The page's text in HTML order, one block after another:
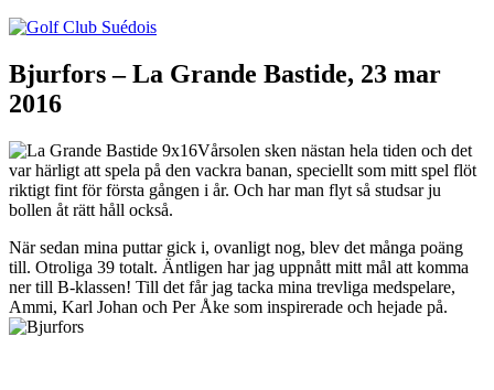
Bjurfors – La Grande Bastide, 23 mar
2016
Vårsolen sken nästan hela tiden och det
var härligt att spela på den vackra banan, speciellt som mitt spel flöt
riktigt fint för första gången i år. Och har man flyt så studsar ju
bollen åt rätt håll också.
När sedan mina puttar gick i, ovanligt nog, blev det många poäng
till. Otroliga 39 totalt. Äntligen har jag uppnått mitt mål att komma
ner till B-klassen! Till det får jag tacka mina trevliga medspelare,
Ammi, Karl Johan och Per Åke som inspirerade och hejade på.